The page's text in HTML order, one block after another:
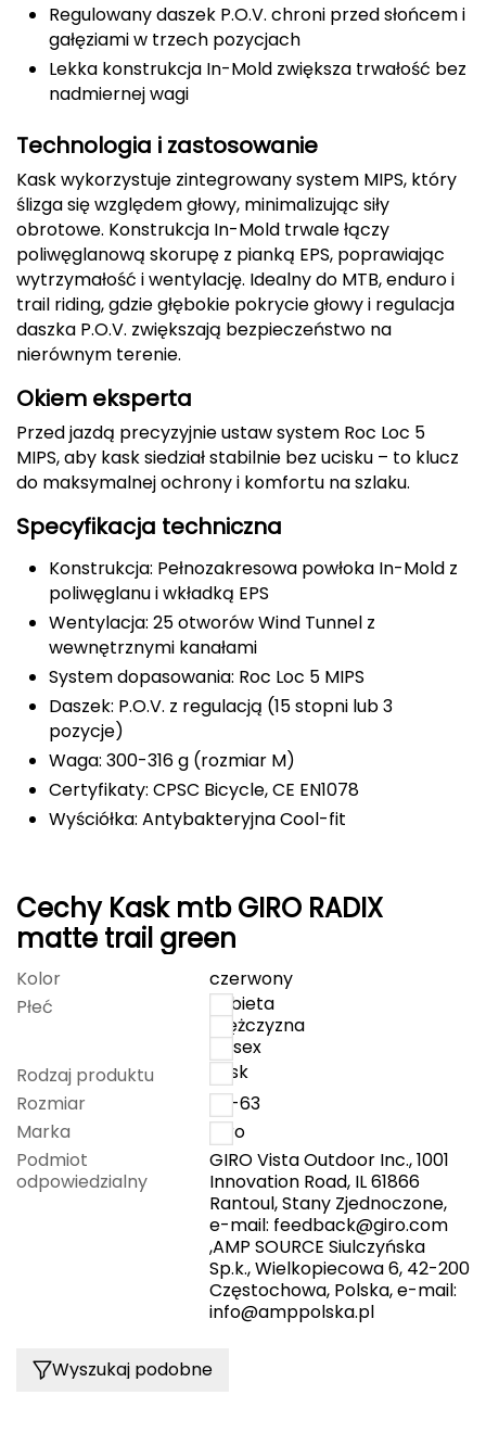
Deuter
Dolomite
E
EISBAR
ENERO
ENERO CAMP
ENERO PRO
Extremities
F
FASHY
Fjord Nansen
G
GIVOVA
GSI Outdoors
Gear Aid
Gerber
Gilmonte
Grand Trunk
Granger's
Gregory
Grivel
HMS
Regulowany daszek P.O.V. chroni przed słońcem i
gałęziami w trzech pozycjach
Lekka konstrukcja In-Mold zwiększa trwałość bez
nadmiernej wagi
Technologia i zastosowanie
Kask wykorzystuje zintegrowany system MIPS, który
ślizga się względem głowy, minimalizując siły
obrotowe. Konstrukcja In-Mold trwale łączy
poliwęglanową skorupę z pianką EPS, poprawiając
wytrzymałość i wentylację. Idealny do MTB, enduro i
trail riding, gdzie głębokie pokrycie głowy i regulacja
daszka P.O.V. zwiększają bezpieczeństwo na
nierównym terenie.
Okiem eksperta
Przed jazdą precyzyjnie ustaw system Roc Loc 5
MIPS, aby kask siedział stabilnie bez ucisku – to klucz
do maksymalnej ochrony i komfortu na szlaku.
Specyfikacja techniczna
Konstrukcja: Pełnozakresowa powłoka In-Mold z
poliwęglanu i wkładką EPS
Wentylacja: 25 otworów Wind Tunnel z
wewnętrznymi kanałami
System dopasowania: Roc Loc 5 MIPS
Daszek: P.O.V. z regulacją (15 stopni lub 3
pozycje)
Waga: 300-316 g (rozmiar M)
Certyfikaty: CPSC Bicycle, CE EN1078
Wyściółka: Antybakteryjna Cool-fit
Cechy Kask mtb GIRO RADIX
matte trail green
Kolor
czerwony
Płeć
kobieta
mężczyzna
unisex
Rodzaj produktu
kask
Rozmiar
59-63
Marka
Giro
Podmiot
odpowiedzialny
GIRO Vista Outdoor Inc., 1001
Innovation Road, IL 61866
Rantoul, Stany Zjednoczone,
e-mail: feedback@giro.com
,AMP SOURCE Siulczyńska
Sp.k., Wielkopiecowa 6, 42-200
Częstochowa, Polska, e-mail:
info@amppolska.pl
Wyszukaj podobne